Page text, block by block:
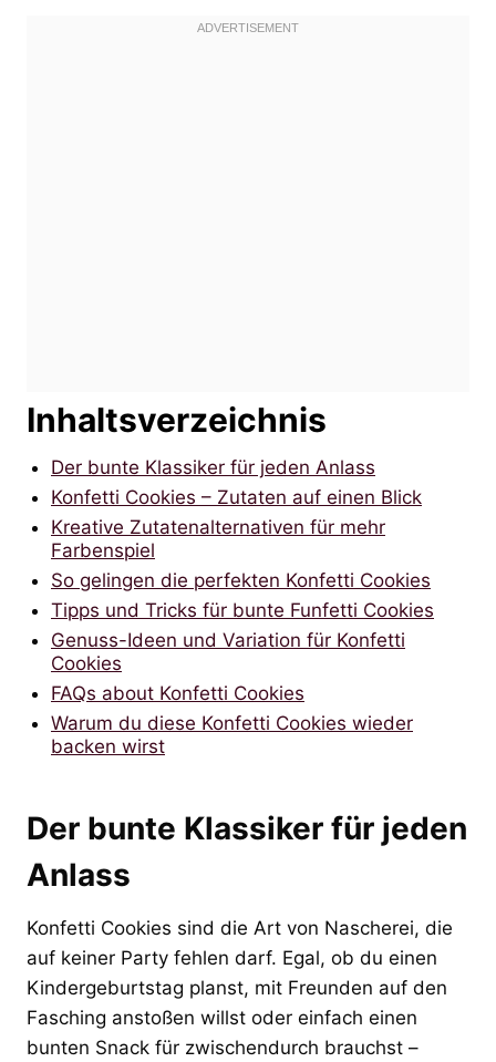
Inhaltsverzeichnis
Der bunte Klassiker für jeden Anlass
Konfetti Cookies – Zutaten auf einen Blick
Kreative Zutatenalternativen für mehr
Farbenspiel
So gelingen die perfekten Konfetti Cookies
Tipps und Tricks für bunte Funfetti Cookies
Genuss-Ideen und Variation für Konfetti
Cookies
FAQs about Konfetti Cookies
Warum du diese Konfetti Cookies wieder
backen wirst
Der bunte Klassiker für jeden
Anlass
Konfetti Cookies sind die Art von Nascherei, die
auf keiner Party fehlen darf. Egal, ob du einen
Kindergeburtstag planst, mit Freunden auf den
Fasching anstoßen willst oder einfach einen
bunten Snack für zwischendurch brauchst –